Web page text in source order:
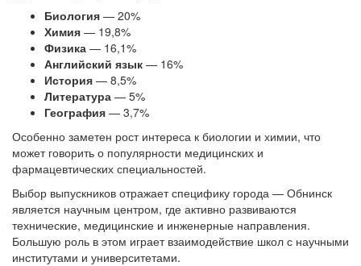
Биология — 20%
Химия — 19,8%
Физика — 16,1%
Английский язык — 16%
История — 8,5%
Литература — 5%
География — 3,7%
Особенно заметен рост интереса к биологии и химии, что
может говорить о популярности медицинских и
фармацевтических специальностей.
Выбор выпускников отражает специфику города — Обнинск
является научным центром, где активно развиваются
технические, медицинские и инженерные направления.
Большую роль в этом играет взаимодействие школ с научными
институтами и университетами.